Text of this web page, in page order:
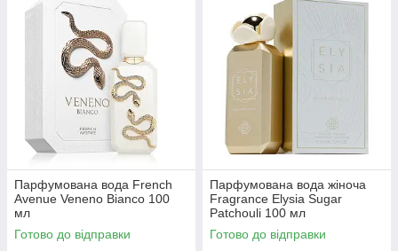
Парфумована вода French
Avenue Veneno Bianco 100
мл
Готово до відправки
Парфумована вода жіноча
Fragrance Elysia Sugar
Patchouli 100 мл
Готово до відправки